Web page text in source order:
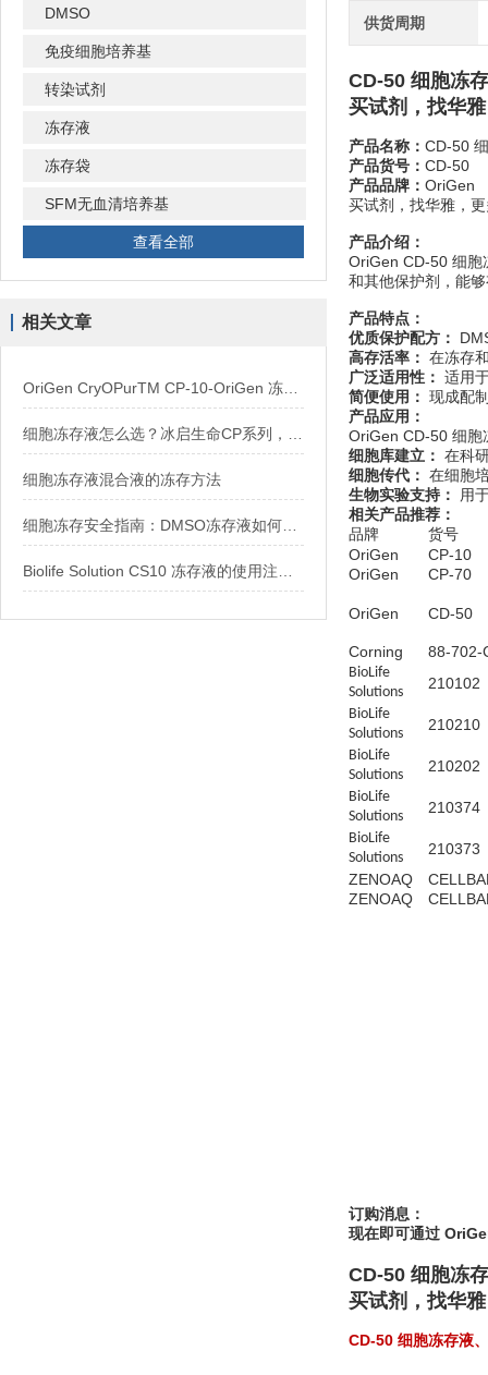
DMSO
免疫细胞培养基
转染试剂
冻存液
冻存袋
SFM无血清培养基
查看全部
相关文章
细胞冻存液混合液的冻存方法
供货周期
CD-50 细胞冻
买试剂，找华
产品名称： CD-50
产品货号： CD-50
产品品牌： OriGen
买试剂，找华雅，
产品介绍：
OriGen CD-50 细胞
和其他保护剂，能
产品特点：
优质保护配方：
高存活率： 在冻存
广泛适用性： 适用
简便使用： 现成配
产品应用：
OriGen CD-50 细胞
细胞库建立： 在科
细胞传代： 在细胞
生物实验支持：
用
相关产品推荐：
品牌
货号
OriGen
CP-10
OriGen
CP-70
OriGen CD-50
Corning 88-702-
BioLife
Solutions
210102
BioLife
Solutions
210210
BioLife
Solutions
210202
BioLife
Solutions
210374
BioLife
Solutions
210373
ZENOAQ
ZENOAQ
订购消息：
现在即可通过
CD-50 细胞冻
买试剂，找华
CD-50 细胞冻存液